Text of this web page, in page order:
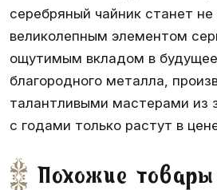
серебряный чайник станет не
великолепным элементом
ощутимым вкладом в
благородного металла,
талантливыми мастерами из
с годами только растут в
Похожие товары